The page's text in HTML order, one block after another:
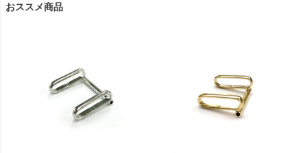
おススメ商品